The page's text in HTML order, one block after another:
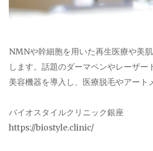
NMNや幹細胞を用いた再生医療や美
します。話題のダーマペンやレーザー
美容機器を導入し、医療脱毛やアート
バイオスタイルクリニック銀座
https://biostyle.clinic/